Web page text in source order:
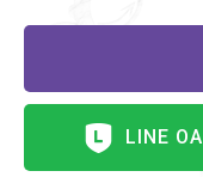
LINE OA